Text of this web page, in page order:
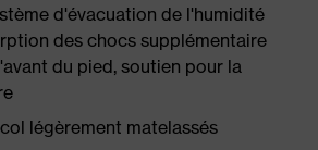
d'évacuation de l'humidité
des chocs supplémentaire
du pied, soutien pour la
légèrement matelassés